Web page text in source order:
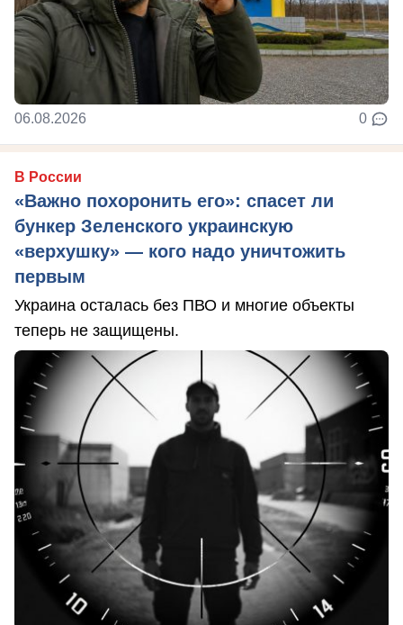
06.08.2026 0
В России
«Важно похоронить его»: спасет ли
бункер Зеленского украинскую
«верхушку» — кого надо уничтожить
первым
Украина осталась без ПВО и многие объекты
теперь не защищены.